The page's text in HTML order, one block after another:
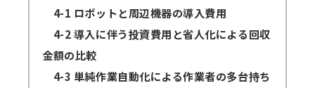
4-1 ロボットと周辺機器の導入費用
4-2 導入に伴う投資費用と省人化による回収
金額の比較
4-3 単純作業自動化による作業者の多台持ち